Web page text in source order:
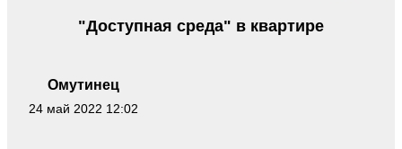
Омутинец
24 май 2022 12:02
"Доступная среда" в квартире